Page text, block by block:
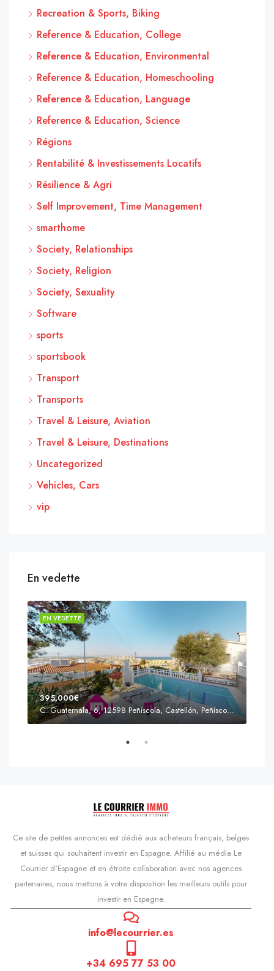
Recreation & Sports, Biking
Reference & Education, College
Reference & Education, Environmental
Reference & Education, Homeschooling
Reference & Education, Language
Reference & Education, Science
Régions
Rentabilité & Investissements Locatifs
Résilience & Agri
Self Improvement, Time Management
smarthome
Society, Relationships
Society, Religion
Society, Sexuality
Software
sports
sportsbook
Transport
Transports
Travel & Leisure, Aviation
Travel & Leisure, Destinations
Uncategorized
Vehicles, Cars
vip
En vedette
EN VEDETTE
395,000€
C. Guatemala, 6, 12598 Peñíscola, Castellón, Peñíscola, Communauté valencienne
Ce site de petites annonces est dédié aux acheteurs français, belges
et suisses qui souhaitent investir en Espagne. Affilié au média Le
Courrier d'Espagne et en étroite collaboration avec nos agences
partenaires, nous mettons à votre disposition les meilleurs outils pour
investir en Espagne.
info@lecourrier.es
+34 695 77 53 00